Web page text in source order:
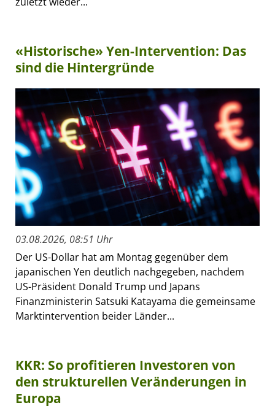
«Historische» Yen-Intervention: Das
sind die Hintergründe
03.08.2026, 08:51 Uhr
Der US-Dollar hat am Montag gegenüber dem
japanischen Yen deutlich nachgegeben, nachdem
US-Präsident Donald Trump und Japans
Finanzministerin Satsuki Katayama die gemeinsame
Marktintervention beider Länder...
KKR: So profitieren Investoren von
den strukturellen Veränderungen in
Europa